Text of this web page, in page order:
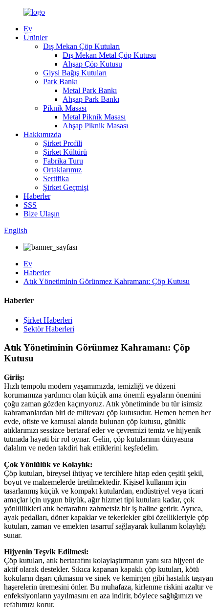
Ev
Ürünler
Dış Mekan Çöp Kutuları
Dış Mekan Metal Çöp Kutusu
Ahşap Çöp Kutusu
Giysi Bağış Kutuları
Park Bankı
Metal Park Bankı
Ahşap Park Bankı
Piknik Masası
Metal Piknik Masası
Ahşap Piknik Masası
Hakkımızda
Şirket Profili
Şirket Kültürü
Fabrika Turu
Ortaklarımız
Sertifika
Şirket Geçmişi
Haberler
SSS
Bize Ulaşın
English
Ev
Haberler
Atık Yönetiminin Görünmez Kahramanı: Çöp Kutusu
Haberler
Şirket Haberleri
Sektör Haberleri
Atık Yönetiminin Görünmez Kahramanı: Çöp
Kutusu
Giriiş:
Hızlı tempolu modern yaşamımızda, temizliği ve düzeni
korumamıza yardımcı olan küçük ama önemli eşyaların önemini
çoğu zaman gözden kaçırıyoruz. Atık yönetiminde bu tür isimsiz
kahramanlardan biri de mütevazı çöp kutusudur. Hemen hemen her
evde, ofiste ve kamusal alanda bulunan çöp kutusu, günlük
atıklarımızı sessizce bertaraf eder ve çevremizi temiz ve hijyenik
tutmada hayati bir rol oynar. Gelin, çöp kutularının dünyasına
dalalım ve neden takdiri hak ettiklerini keşfedelim.
Çok Yönlülük ve Kolaylık:
Çöp kutuları, bireysel ihtiyaç ve tercihlere hitap eden çeşitli şekil,
boyut ve malzemelerde üretilmektedir. Kişisel kullanım için
tasarlanmış küçük ve kompakt kutulardan, endüstriyel veya ticari
amaçlar için uygun büyük, ağır hizmet tipi kutulara kadar, çok
yönlülükleri atık bertarafını zahmetsiz bir iş haline getirir. Ayrıca,
ayak pedalları, döner kapaklar ve tekerlekler gibi özellikleriyle çöp
kutuları, zaman ve emekten tasarruf sağlayarak kullanım kolaylığı
sunar.
Hijyenin Teşvik Edilmesi:
Çöp kutuları, atık bertarafını kolaylaştırmanın yanı sıra hijyeni de
aktif olarak destekler. Sıkıca kapanan kapaklı çöp kutuları, kötü
kokuların dışarı çıkmasını ve sinek ve kemirgen gibi hastalık taşıyan
haşerelerin üremesini önler. Bu muhafaza, kirlenme riskini azaltır ve
enfeksiyonların yayılmasını en aza indirir, böylece sağlığımızı ve
refahımızı korur.